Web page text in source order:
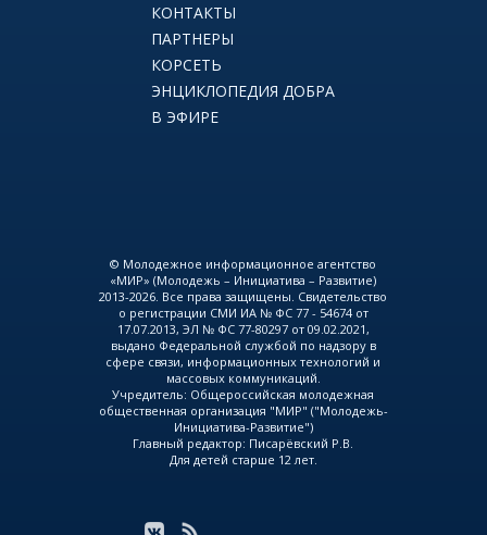
КОНТАКТЫ
ПАРТНЕРЫ
КОРСЕТЬ
ЭНЦИКЛОПЕДИЯ ДОБРА
В ЭФИРЕ
© Молодежное информационное агентство
«МИР» (Молодежь – Инициатива – Развитие)
2013-2026. Все права защищены. Свидетельство
о регистрации СМИ ИА № ФС 77 - 54674 от
17.07.2013, ЭЛ № ФС 77-80297 от 09.02.2021,
выдано Федеральной службой по надзору в
сфере связи, информационных технологий и
массовых коммуникаций.
Учредитель: Общероссийская молодежная
общественная организация "МИР" ("Молодежь-
Инициатива-Развитие")
Главный редактор: Писарёвский Р.В.
Для детей старше 12 лет.